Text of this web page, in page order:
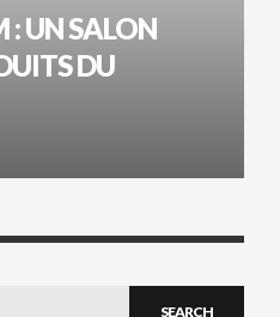
UN SALON
DU